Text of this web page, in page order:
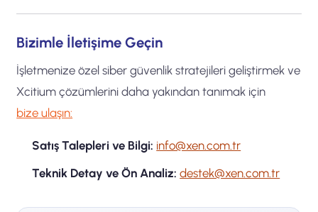
Bizimle İletişime Geçin
İşletmenize özel siber güvenlik stratejileri geliştirmek ve
Xcitium çözümlerini daha yakından tanımak için
bize ulaşın:
Satış Talepleri ve Bilgi: info@xen.com.tr
Teknik Detay ve Ön Analiz: destek@xen.com.tr